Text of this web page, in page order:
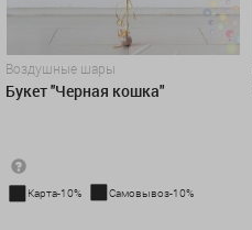
Воздушные шары
Букет ''Черная кошка"
Карта-10% Самовывоз-10%